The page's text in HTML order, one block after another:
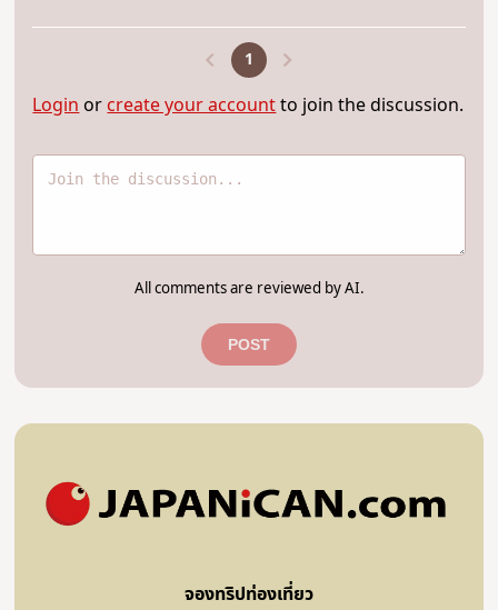
1
Login or create your accountto join the discussion.
All comments are reviewed by AI.
POST
จองทริปท่องเที่ยว